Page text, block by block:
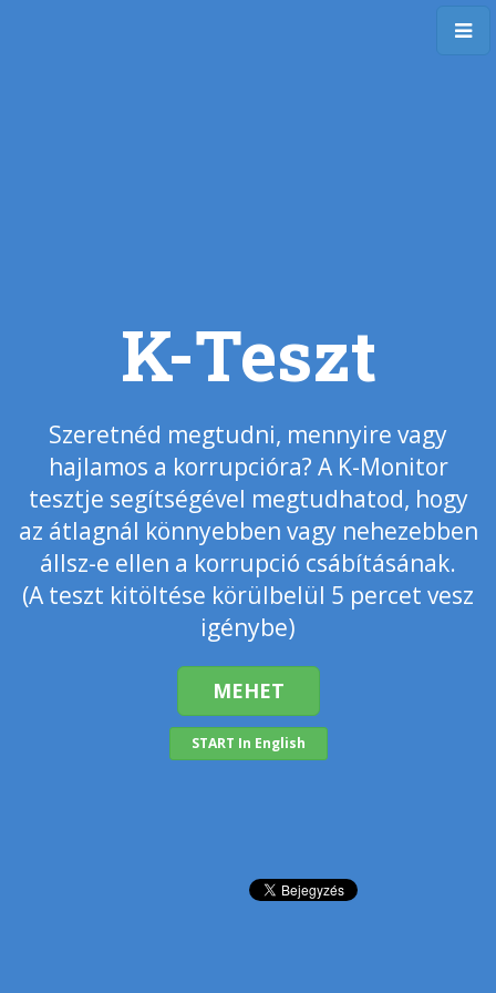
K-Teszt
Szeretnéd megtudni, mennyire vagy
hajlamos a korrupcióra? A K-Monitor
tesztje segítségével megtudhatod, hogy
az átlagnál könnyebben vagy nehezebben
állsz-e ellen a korrupció csábításának.
(A teszt kitöltése körülbelül 5 percet vesz
igénybe)
MEHET
START In English